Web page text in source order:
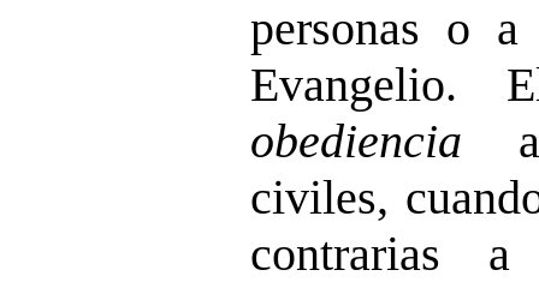
personas o a
Evangelio.
obediencia a
civiles,
contrarias